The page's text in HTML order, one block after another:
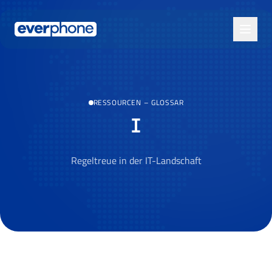
RESSOURCEN – GLOSSAR
I
Regeltreue in der IT-Landschaft